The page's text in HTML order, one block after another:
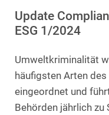
Update
ESG 1/2024
Umweltkriminalität
häufigsten Arten
eingeordnet und
Behörden jährlich